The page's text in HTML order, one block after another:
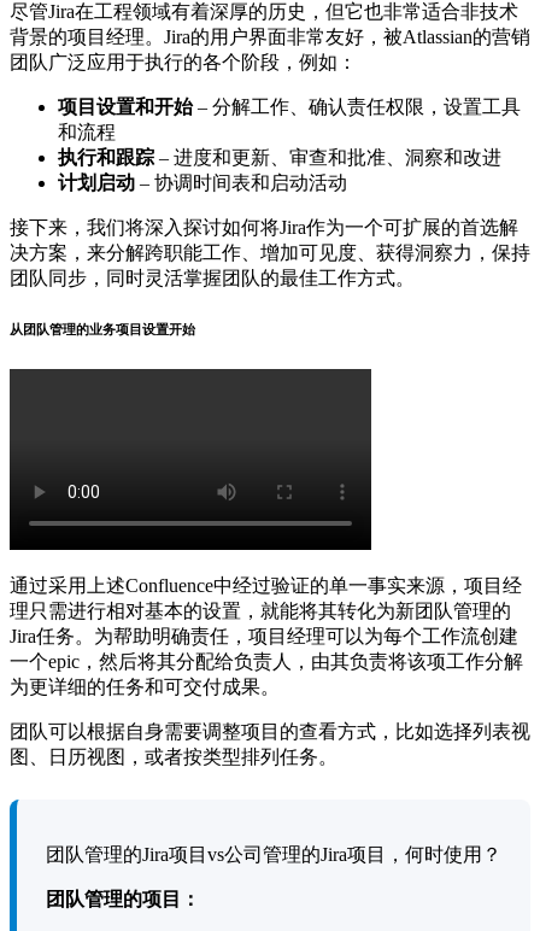
尽管Jira在工程领域有着深厚的历史，但它也非常适合非技术
背景的项目经理。Jira的用户界面非常友好，被Atlassian的营销
团队广泛应用于执行的各个阶段，例如：
项目设置和开始– 分解工作、确认责任权限，设置工具
和流程
执行和跟踪 – 进度和更新、审查和批准、洞察和改进
计划启动 – 协调时间表和启动活动
接下来，我们将深入探讨如何将Jira作为一个可扩展的首选解
决方案，来分解跨职能工作、增加可见度、获得洞察力，保持
团队同步，同时灵活掌握团队的最佳工作方式。
从团队管理的业务项目设置开始
通过采用上述Confluence中经过验证的单一事实来源，项目经
理只需进行相对基本的设置，就能将其转化为新团队管理的
Jira任务。为帮助明确责任，项目经理可以为每个工作流创建
一个epic，然后将其分配给负责人，由其负责将该项工作分解
为更详细的任务和可交付成果。
团队可以根据自身需要调整项目的查看方式，比如选择列表视
图、日历视图，或者按类型排列任务。
团队管理的Jira项目vs公司管理的Jira项目，何时使用？
团队管理的项目：